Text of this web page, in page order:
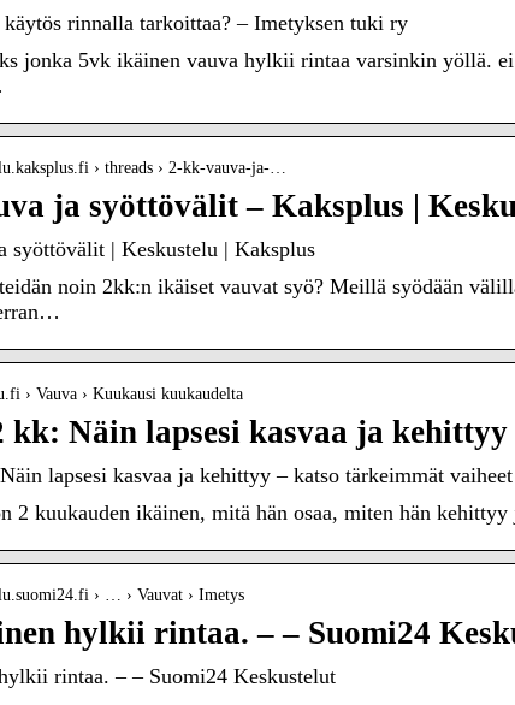
rinnalla tarkoittaa? – Imetyksen tuki ry
jonka 5vk ikäinen vauva hylkii rintaa varsinkin yöllä.
› threads › 2-kk-vauva-ja-…
ja syöttövälit – Kaksplus |
syöttövälit | Keskustelu | Kaksplus
noin 2kk:n ikäiset vauvat syö? Meillä syödään
› Vauva › Kuukausi kuukaudelta
kk: Näin lapsesi kasvaa ja
lapsesi kasvaa ja kehittyy – katso tärkeimmät
2 kuukauden ikäinen, mitä hän osaa, miten hän
› … › Vauvat › Imetys
hylkii rintaa. – – Suomi24
rintaa. – – Suomi24 Keskustelut